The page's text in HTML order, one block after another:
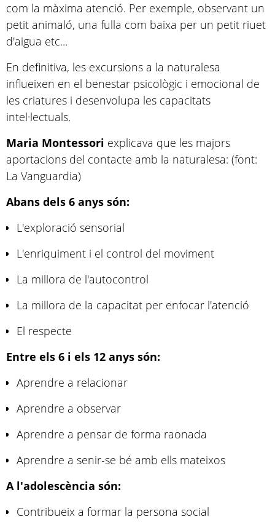
com la màxima atenció. Per exemple, observant un
petit animaló, una fulla com baixa per un petit riuet
d'aigua etc...
En definitiva, les excursions a la naturalesa
influeixen en el benestar psicològic i emocional de
les criatures i desenvolupa les capacitats
intel·lectuals.
Maria Montessori explicava que les majors
aportacions del contacte amb la naturalesa: (font:
La Vanguardia)
Abans dels 6 anys són:
L'exploració sensorial
L'enriquiment i el control del moviment
La millora de l'autocontrol
La millora de la capacitat per enfocar l'atenció
El respecte
Entre els 6 i els 12 anys són:
Aprendre a relacionar
Aprendre a observar
Aprendre a pensar de forma raonada
Aprendre a senir-se bé amb ells mateixos
A l'adolescència són:
Contribueix a formar la persona social